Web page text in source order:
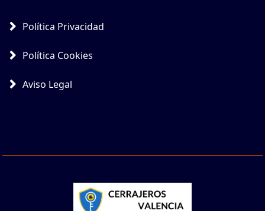
Política Privacidad
Política Cookies
Aviso Legal